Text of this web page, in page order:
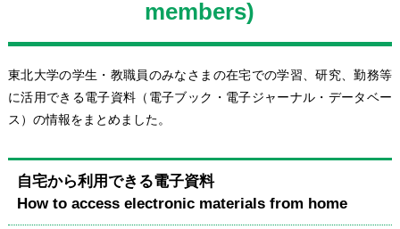
members)
東北大学の学生・教職員のみなさまの在宅での学習、研究、勤務等
に活用できる電子資料（電子ブック・電子ジャーナル・データベー
ス）の情報をまとめました。
自宅から利用できる電子資料
How to access electronic materials from home